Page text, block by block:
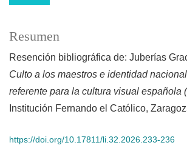
Resumen
Resención bibliográfica de: Juberías
Culto a los maestros e identidad
referente para la cultura visual española
Institución Fernando el Católico,
https://doi.org/10.17811/li.32.2026.233-236